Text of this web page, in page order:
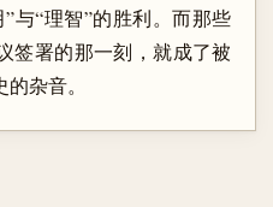
与“理智”的胜利。而那些
签署的那一刻，就成了被
杂音。